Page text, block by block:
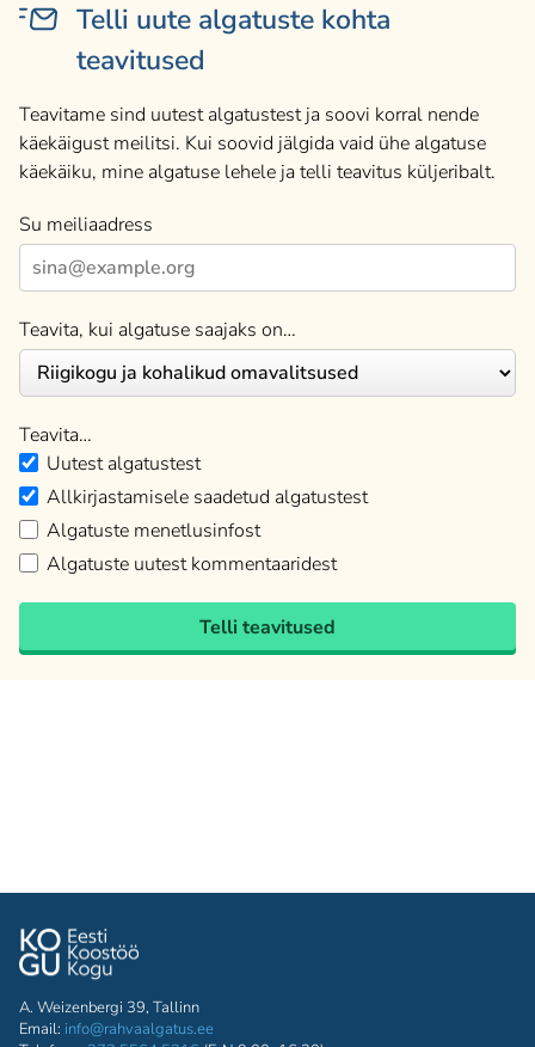
Telli uute algatuste kohta
teavitused
Teavitame sind uutest algatustest ja soovi korral nende
käekäigust meilitsi. Kui soovid jälgida vaid ühe algatuse
käekäiku, mine algatuse lehele ja telli teavitus küljeribalt.
Su meiliaadress
Teavita, kui algatuse saajaks on…
Teavita…
Uutest algatustest
Allkirjastamisele saadetud algatustest
Algatuste menetlusinfost
Algatuste uutest kommentaaridest
Telli teavitused
A. Weizenbergi 39, Tallinn
Email: info@rahvaalgatus.ee